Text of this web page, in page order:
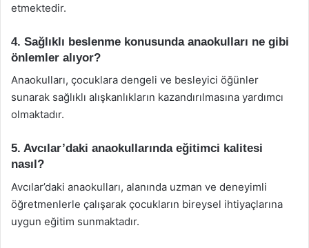
etmektedir.
4. Sağlıklı beslenme konusunda anaokulları ne gibi
önlemler alıyor?
Anaokulları, çocuklara dengeli ve besleyici öğünler
sunarak sağlıklı alışkanlıkların kazandırılmasına yardımcı
olmaktadır.
5. Avcılar’daki anaokullarında eğitimci kalitesi
nasıl?
Avcılar’daki anaokulları, alanında uzman ve deneyimli
öğretmenlerle çalışarak çocukların bireysel ihtiyaçlarına
uygun eğitim sunmaktadır.